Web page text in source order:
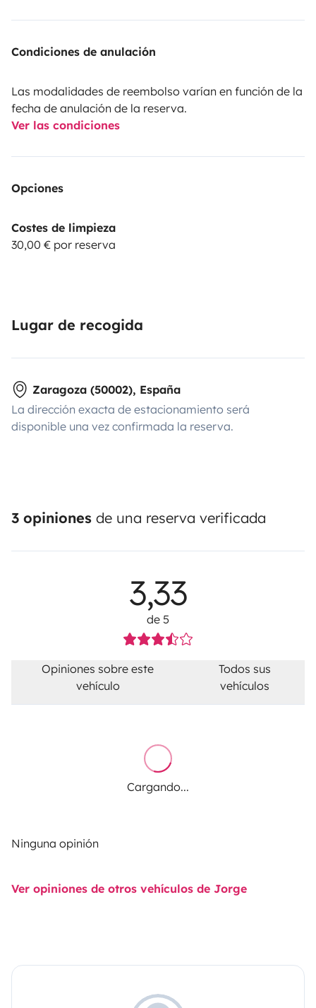
Condiciones de anulación
Las modalidades de reembolso varían en función de la
fecha de anulación de la reserva.
Ver las condiciones
Opciones
Costes de limpieza
30,00 € por reserva
Lugar de recogida
Zaragoza (50002), España
La dirección exacta de estacionamiento será
disponible una vez confirmada la reserva.
3 opiniones de una reserva verificada
3,33
de 5
Opiniones sobre este
vehículo
Todos sus
vehículos
Cargando...
Ninguna opinión
Ver opiniones de otros vehículos de Jorge